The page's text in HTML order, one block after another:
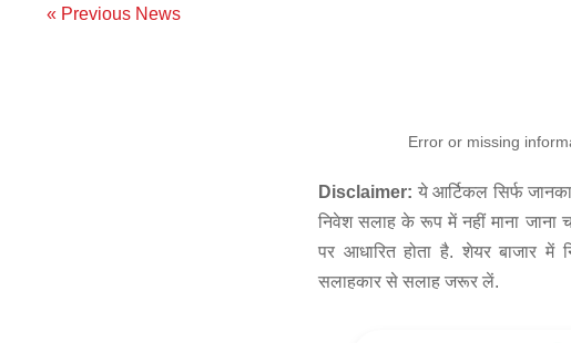
« Previous News
Error or missing
Disclaimer: ये आर्टिकल सिर्फ
निवेश सलाह के रूप में नहीं माना जाना
पर आधारित होता है. शेयर बाजार
सलाहकार से सलाह जरूर लें.